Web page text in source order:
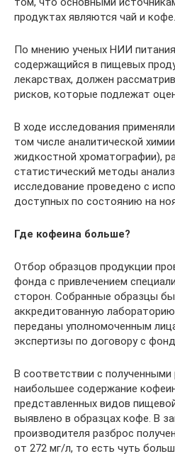
продуктах являются чай и кофе.
По мнению ученых НИИ
содержащийся в пищевых
лекарствах, должен
рисков, которые подлежат
В ходе исследования
том числе аналитической
жидкостной хроматографии),
статистический методы
исследование проведено с
доступных по состоянию на
Где кофеина больше?
Отбор образцов продукции
фонда с привлечением
сторон. Собранные образцы
аккредитованную
переданы уполномоченным
экспертизы по договору с
В соответствии с полученными
наибольшее содержание
представленных видов
выявлено в образцах кофе. В
производителя разброс
от 272 мг/л, то есть чуть